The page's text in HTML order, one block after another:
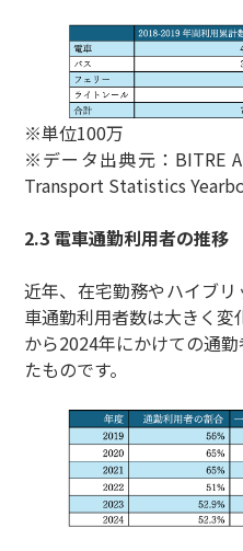
※単位100万
※データ出典元：BITRE
Transport Statistics
2.3 電車通勤利用者の推移
近年、在宅勤務やハイブ
車通勤利用者数は大きく
から2024年にかけての通
たものです。